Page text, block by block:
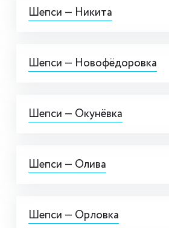
Шепси — Никита
Шепси — Новофёдоровка
Шепси — Окунёвка
Шепси — Олива
Шепси — Орловка